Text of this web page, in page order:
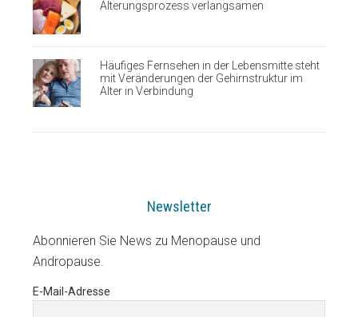
Alterungsprozess verlangsamen
Häufiges Fernsehen in der Lebensmitte steht
mit Veränderungen der Gehirnstruktur im
Alter in Verbindung
Newsletter
Abonnieren Sie News zu Menopause und
Andropause.
E-Mail-Adresse